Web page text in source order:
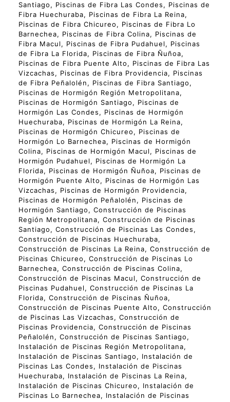
Santiago, Piscinas de Fibra Las Condes, Piscinas de
Fibra Huechuraba, Piscinas de Fibra La Reina,
Piscinas de Fibra Chicureo, Piscinas de Fibra Lo
Barnechea, Piscinas de Fibra Colina, Piscinas de
Fibra Macul, Piscinas de Fibra Pudahuel, Piscinas
de Fibra La Florida, Piscinas de Fibra Ñuñoa,
Piscinas de Fibra Puente Alto, Piscinas de Fibra Las
Vizcachas, Piscinas de Fibra Providencia, Piscinas
de Fibra Peñalolén, Piscinas de Fibra Santiago,
Piscinas de Hormigón Región Metropolitana,
Piscinas de Hormigón Santiago, Piscinas de
Hormigón Las Condes, Piscinas de Hormigón
Huechuraba, Piscinas de Hormigón La Reina,
Piscinas de Hormigón Chicureo, Piscinas de
Hormigón Lo Barnechea, Piscinas de Hormigón
Colina, Piscinas de Hormigón Macul, Piscinas de
Hormigón Pudahuel, Piscinas de Hormigón La
Florida, Piscinas de Hormigón Ñuñoa, Piscinas de
Hormigón Puente Alto, Piscinas de Hormigón Las
Vizcachas, Piscinas de Hormigón Providencia,
Piscinas de Hormigón Peñalolén, Piscinas de
Hormigón Santiago, Construcción de Piscinas
Región Metropolitana, Construcción de Piscinas
Santiago, Construcción de Piscinas Las Condes,
Construcción de Piscinas Huechuraba,
Construcción de Piscinas La Reina, Construcción de
Piscinas Chicureo, Construcción de Piscinas Lo
Barnechea, Construcción de Piscinas Colina,
Construcción de Piscinas Macul, Construcción de
Piscinas Pudahuel, Construcción de Piscinas La
Florida, Construcción de Piscinas Ñuñoa,
Construcción de Piscinas Puente Alto, Construcción
de Piscinas Las Vizcachas, Construcción de
Piscinas Providencia, Construcción de Piscinas
Peñalolén, Construcción de Piscinas Santiago,
Instalación de Piscinas Región Metropolitana,
Instalación de Piscinas Santiago, Instalación de
Piscinas Las Condes, Instalación de Piscinas
Huechuraba, Instalación de Piscinas La Reina,
Instalación de Piscinas Chicureo, Instalación de
Piscinas Lo Barnechea, Instalación de Piscinas